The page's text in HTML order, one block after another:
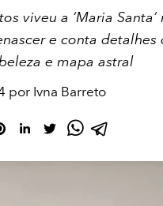
viveu a ‘Maria
e conta detalhes
e mapa astral
por Ivna Barreto